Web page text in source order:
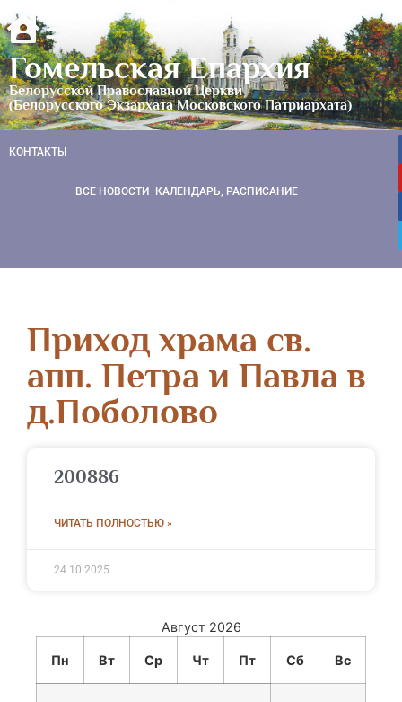
Гомельская Епархия
Белорусской Православной Церкви
(Белорусского Экзархата Московского Патриархата)
КОНТАКТЫ
ВСЕ НОВОСТИ КАЛЕНДАРЬ, РАСПИСАНИЕ
Приход храма св.
апп. Петра и Павла в
д.Поболово
200886
ЧИТАТЬ ПОЛНОСТЬЮ »
24.10.2025
Август 2026
Пн Вт Ср Чт Пт Сб Вс